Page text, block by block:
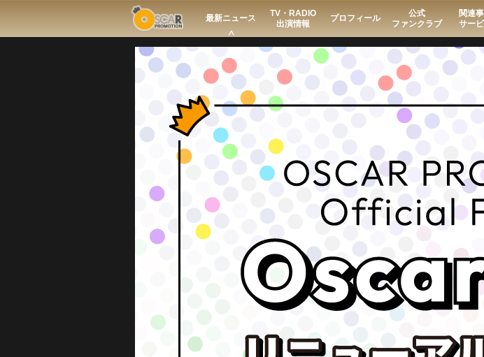
最新ニュース
TV・RADIO
出演情報
プロフィール
公式
ファンクラブ
関連
サー